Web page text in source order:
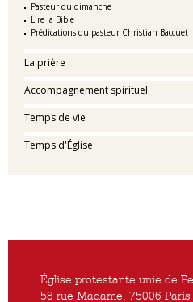
Pasteur du dimanche
Lire la Bible
Prédications du pasteur Christian Baccuet
La prière
Accompagnement spirituel
Temps de vie
Temps d'Église
Église protestante unie de
58 rue Madame, 75006